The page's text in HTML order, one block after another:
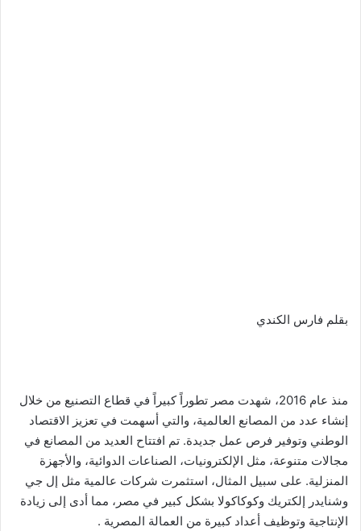
بقلم فارس الكندي
منذ عام 2016، شهدت مصر تطوراً كبيراً في قطاع التصنيع من خلال
إنشاء عدد من المصانع العالمية، والتي أسهمت في تعزيز الاقتصاد
الوطني وتوفير فرص عمل جديدة. تم افتتاح العديد من المصانع في
مجالات متنوعة، مثل الإلكترونيات، الصناعات الدوائية، والأجهزة
المنزلية. على سبيل المثال، استثمرت شركات عالمية مثل إل جي
وشنايدر إلكتريك وكوكاكولا بشكل كبير في مصر، مما أدى إلى زيادة
الإنتاجية وتوظيف أعداد كبيرة من العمالة المصرية .